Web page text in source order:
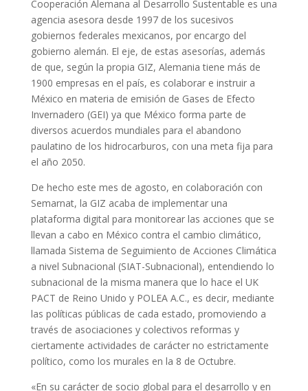
Cooperación Alemana al Desarrollo Sustentable es una
agencia asesora desde 1997 de los sucesivos
gobiernos federales mexicanos, por encargo del
gobierno alemán. El eje, de estas asesorías, además
de que, según la propia GIZ, Alemania tiene más de
1900 empresas en el país, es colaborar e instruir a
México en materia de emisión de Gases de Efecto
Invernadero (GEI) ya que México forma parte de
diversos acuerdos mundiales para el abandono
paulatino de los hidrocarburos, con una meta fija para
el año 2050.
De hecho este mes de agosto, en colaboración con
Semarnat, la GIZ acaba de implementar una
plataforma digital para monitorear las acciones que se
llevan a cabo en México contra el cambio climático,
llamada Sistema de Seguimiento de Acciones Climática
a nivel Subnacional (SIAT-Subnacional), entendiendo lo
subnacional de la misma manera que lo hace el UK
PACT de Reino Unido y POLEA A.C., es decir, mediante
las políticas públicas de cada estado, promoviendo a
través de asociaciones y colectivos reformas y
ciertamente actividades de carácter no estrictamente
político, como los murales en la 8 de Octubre.
«En su carácter de socio global para el desarrollo y en